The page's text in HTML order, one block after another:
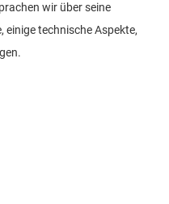
wir über seine
einige technische Aspekte,